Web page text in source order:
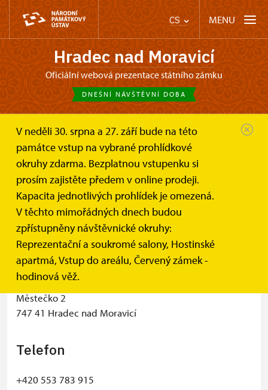
CS MENU
Hradec nad Moravicí
oficiální webová prezentace státního zámku
DNEŠNÍ NÁVŠTĚVNÍ DOBA
V neděli 30. srpna a 27. září bude na této
památce vstup na vybrané prohlídkové
okruhy zdarma. Bezplatnou vstupenku si
prosím zajistěte předem v online prodeji.
Kapacita jednotlivých prohlídek je omezená.
V těchto mimořádných dnech budou
zpřístupněny návštěvnické okruhy:
Reprezentační a soukromé salony, Hostinské
apartmá, Vstup do areálu, Červený zámek -
hodinová věž.
Zámek Hradec nad Moravicí
Informace pro návštěvníky
Kontakt
Kontakt
Adresa
Státní zámek Hradec nad Moravicí
Městečko 2
747 41 Hradec nad Moravicí
Telefon
+420 553 783 915